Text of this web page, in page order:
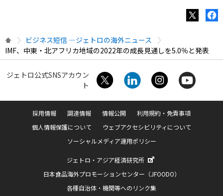
ビジネス短信 ―ジェトロの海外ニュース
IMF、中東・北アフリカ地域の2022年の成長見通しを5.0％と発表
ジェトロ公式SNSアカウン
ト
採用情報 調達情報 情報公開
利用規約・免責事項
個人情報保護について
ウェブアクセシビリティについて
ソーシャルメディア運用ポリシー
ジェトロ・アジア経済研究所
日本食品海外プロモーションセンター（JFOODO）
各種自治体・機関等へのリンク集